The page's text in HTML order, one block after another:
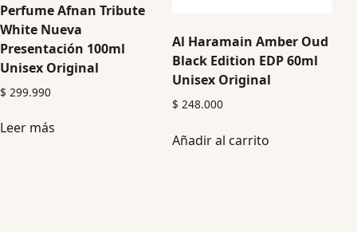
Perfume Afnan Tribute
White Nueva
Presentación 100ml
Unisex Original
$ 299.990
Leer más
Al Haramain Amber Oud
Black Edition EDP 60ml
Unisex Original
$ 248.000
Añadir al carrito